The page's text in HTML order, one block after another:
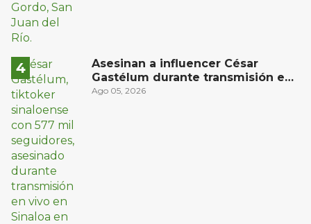
Asesinan a influencer César
Gastélum durante transmisión en
vivo en Sinaloa
Ago 05, 2026